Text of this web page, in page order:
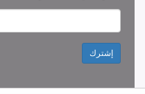
إشترك